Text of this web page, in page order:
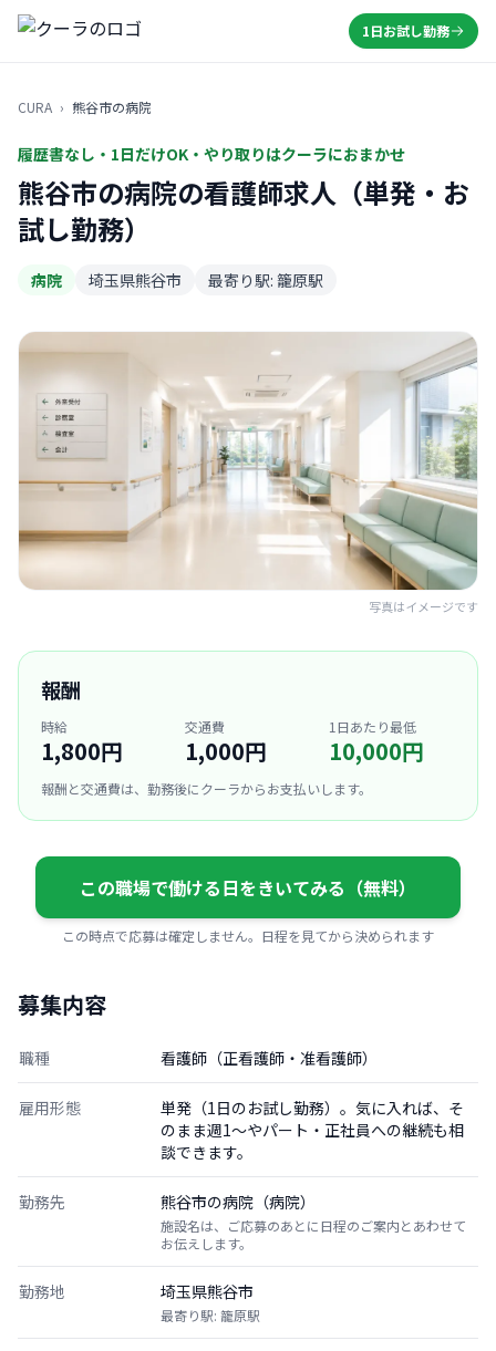
1日お試し勤務
CURA › 熊谷市の病院
履歴書なし・1日だけOK・やり取りはクーラにおまかせ
熊谷市の病院の看護師求人（単発・お
試し勤務）
病院 埼玉県熊谷市 最寄り駅: 籠原駅
写真はイメージです
報酬
時給
1,800円
交通費
1,000円
1日あたり最低
10,000円
報酬と交通費は、勤務後にクーラからお支払いします。
この職場で働ける日をきいてみる（無料）
この時点で応募は確定しません。日程を見てから決められます
募集内容
職種 看護師（正看護師・准看護師）
雇用形態
単発（1日のお試し勤務）。気に入れば、そ
のまま週1〜やパート・正社員への継続も相
談できます。
勤務先 熊谷市の病院（病院）
施設名は、ご応募のあとに日程のご案内とあわせて
お伝えします。
勤務地 埼玉県熊谷市
最寄り駅: 籠原駅